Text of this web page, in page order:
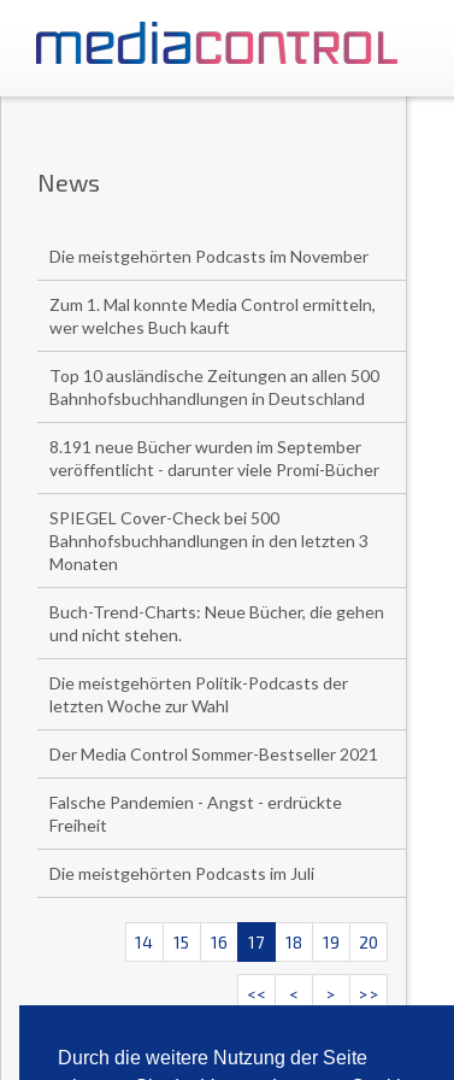
Durch die weitere Nutzung der Seite
News
Die meistgehörten Podcasts im November
Zum 1. Mal konnte Media Control ermitteln,
wer welches Buch kauft
Top 10 ausländische Zeitungen an allen 500
Bahnhofsbuchhandlungen in Deutschland
8.191 neue Bücher wurden im September
veröffentlicht - darunter viele Promi-Bücher
SPIEGEL Cover-Check bei 500
Bahnhofsbuchhandlungen in den letzten 3
Monaten
Buch-Trend-Charts: Neue Bücher, die gehen
und nicht stehen.
Die meistgehörten Politik-Podcasts der
letzten Woche zur Wahl
Der Media Control Sommer-Bestseller 2021
Falsche Pandemien - Angst - erdrückte
Freiheit
Die meistgehörten Podcasts im Juli
14 15 16 17 18 19 20
<< < > >>